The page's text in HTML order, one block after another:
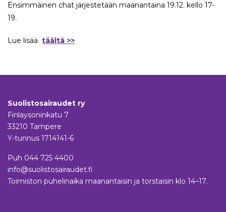
Ensimmäinen chat järjestetään maanantaina 19.12. kello 17-
19.
Lue lisää täältä >>
Suolistosairaudet ry
Finlaysoninkatu 7
33210 Tampere
Y-tunnus 1714141-6
Puh 044 725 4400
info@suolistosairaudet.fi
Toimiston puhelinaika maanantaisin ja torstaisin klo 14–17.